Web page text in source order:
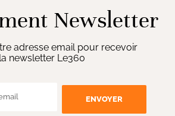
Newsletter
adresse email pour recevoir
la newsletter Le360
ENVOYER